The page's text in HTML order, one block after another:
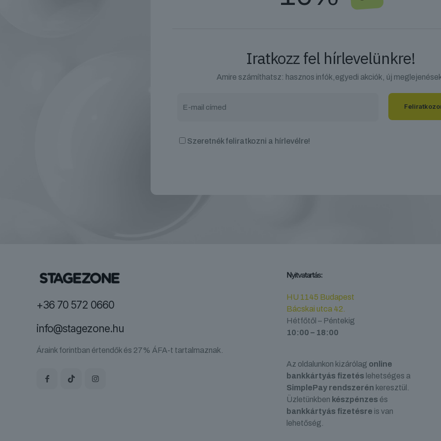
Iratkozz fel hírlevelünkre!
Amire számíthatsz: hasznos infók,egyedi akciók, új
Szeretnék feliratkozni a hírlevélre!
+36 70 572 0660
info@stagezone.hu
Áraink forintban értendők és 27% ÁFA-t tartalmaznak.
Nyitvatartás:
HU 1145 Budapest
Bácskai utca 42.
Hétfőtől – Péntekig
10:00 – 18:00
Az oldalunkon kizárólag online
bankkártyás fizetés lehetséges a
SimplePay rendszerén keresztül.
Üzletünkben készpénzes és
bankkártyás fizetésre is van
lehetőség.